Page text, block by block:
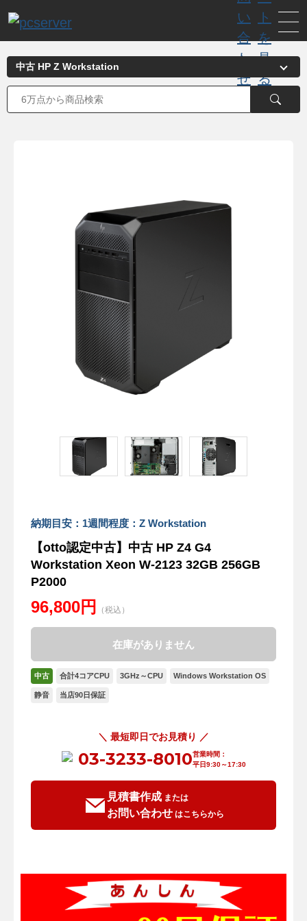
納期目安：1週間程度：Z Workstation
【otto認定中古】中古 HP Z4 G4
Workstation Xeon W-2123 32GB 256GB
P2000
96,800円 （税込）
在庫がありません
中古 合計4コアCPU 3GHz～CPU Windows Workstation OS
静音 当店90日保証
＼ 最短即日でお見積り ／
03-3233-8010営業時間：
平日9:30～17:30
見積書作成または
お問い合わせはこちらから